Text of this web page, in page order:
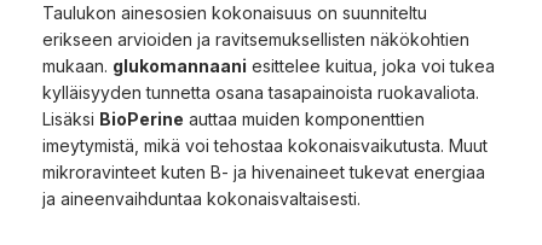
Taulukon ainesosien kokonaisuus on suunniteltu
erikseen arvioiden ja ravitsemuksellisten näkökohtien
mukaan. glukomannaani esittelee kuitua, joka voi tukea
kylläisyyden tunnetta osana tasapainoista ruokavaliota.
Lisäksi BioPerine auttaa muiden komponenttien
imeytymistä, mikä voi tehostaa kokonaisvaikutusta. Muut
mikroravinteet kuten B- ja hivenaineet tukevat energiaa
ja aineenvaihduntaa kokonaisvaltaisesti.